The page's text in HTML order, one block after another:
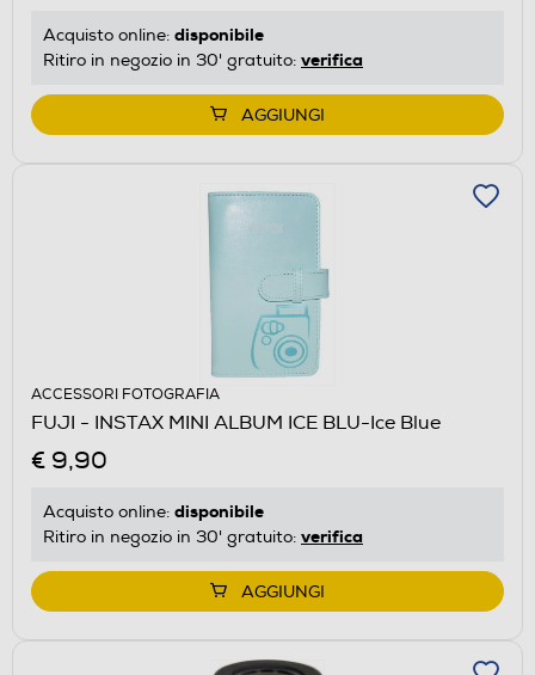
Acquisto online: disponibile
Ritiro in negozio in 30' gratuito: verifica
AGGIUNGI
ACCESSORI FOTOGRAFIA
FUJI - INSTAX MINI ALBUM ICE BLU-Ice Blue
€ 9,90
Acquisto online: disponibile
Ritiro in negozio in 30' gratuito: verifica
AGGIUNGI